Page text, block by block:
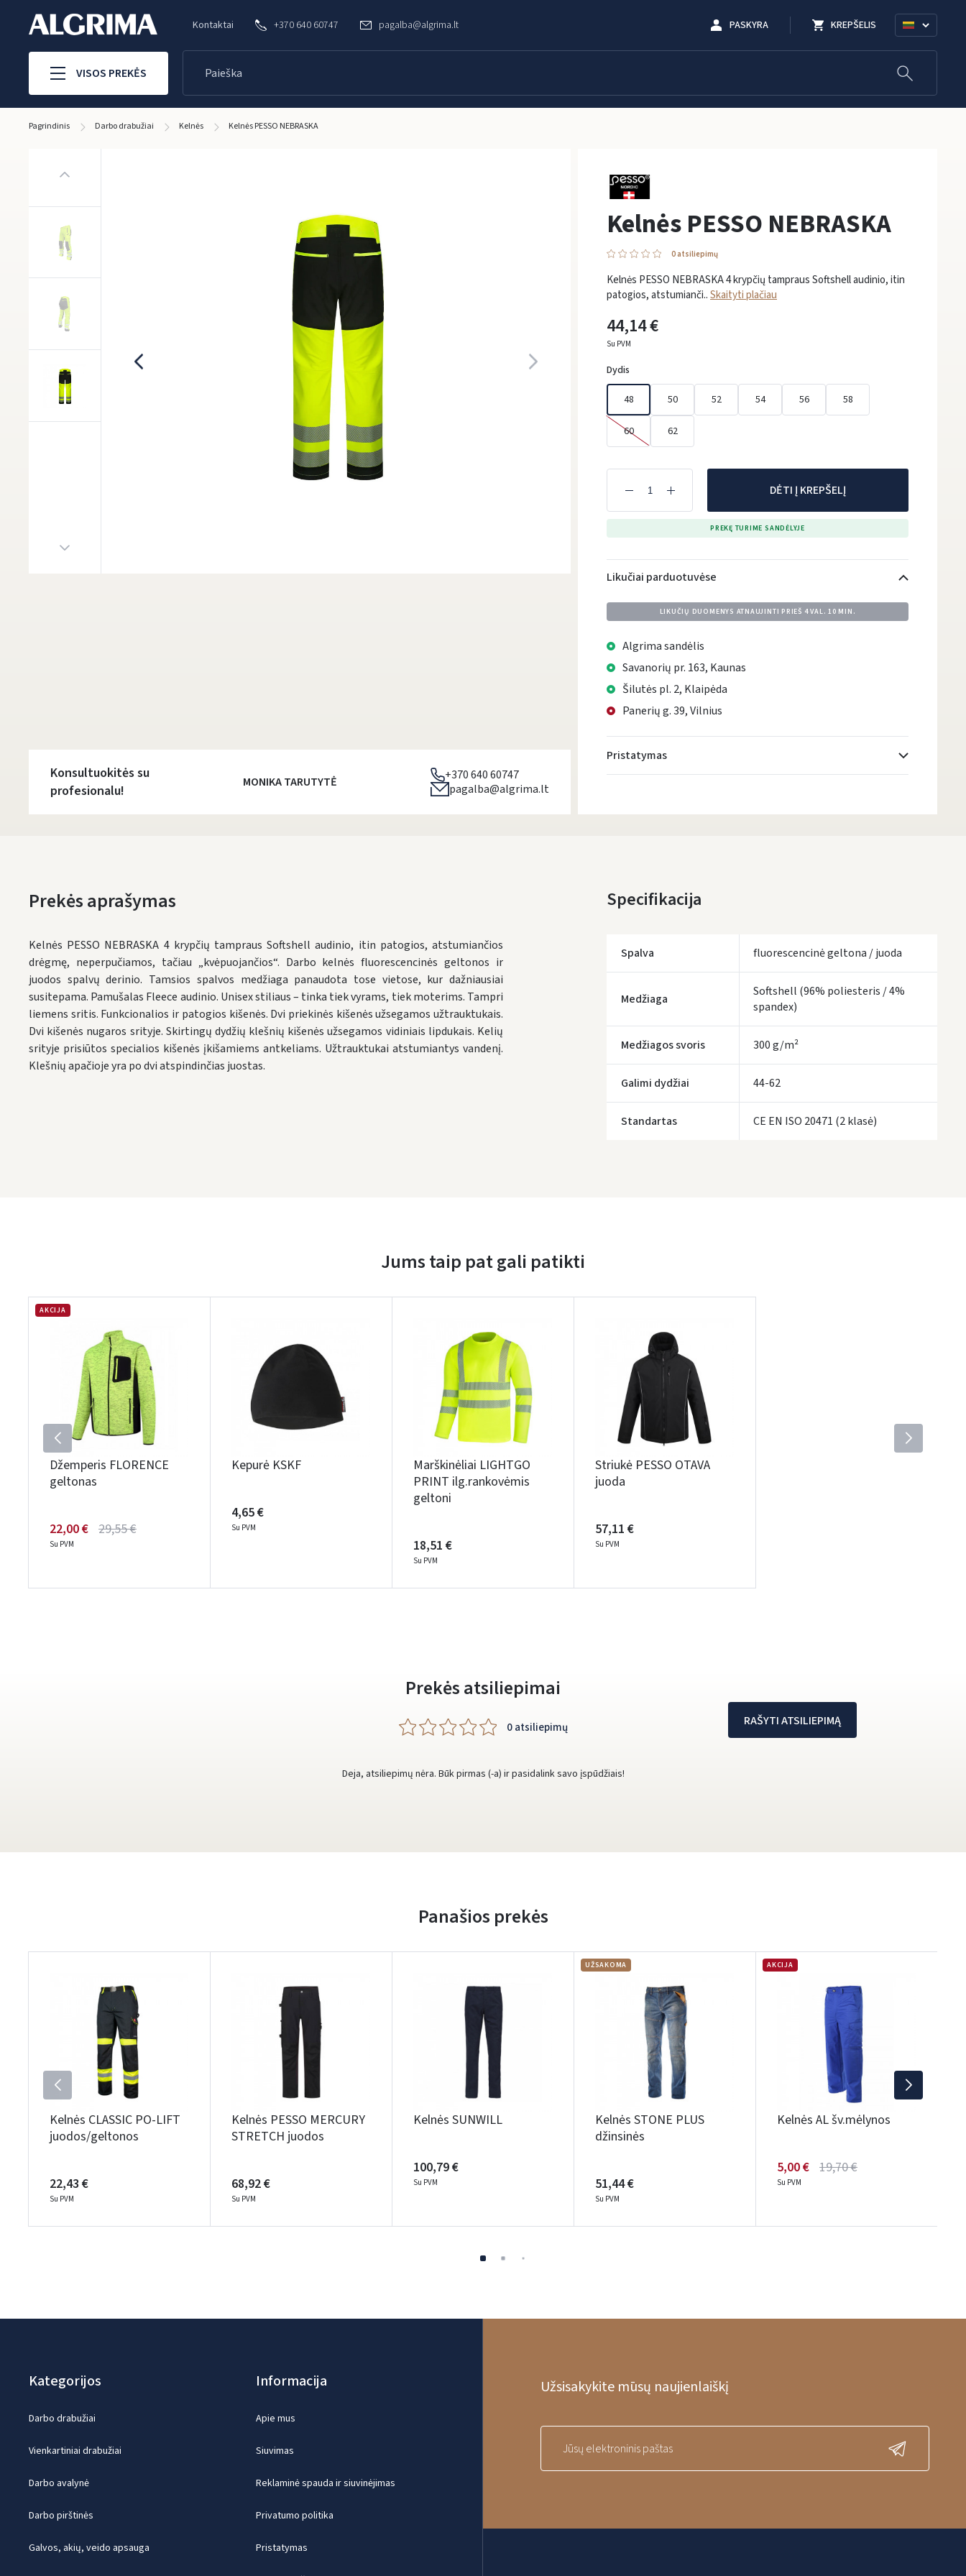
Kontaktai +370 640 60747 pagalba@algrima.lt PASKYRA KREPŠELIS
VISOS PREKĖS
Pagrindinis Darbo drabužiai Kelnės Kelnės PESSO NEBRASKA
Kelnės PESSO NEBRASKA
0 atsiliepimų
Kelnės PESSO NEBRASKA 4 krypčių tampraus Softshell audinio, itin
patogios, atstumianči..Skaityti plačiau
44,14 €
Su PVM
Dydis
48 50 52 54 56 58
60 62
DĖTI Į KREPŠELĮ
PREKĘ TURIME SANDĖLYJE
Likučiai parduotuvėse
LIKUČIŲ DUOMENYS ATNAUJINTI PRIEŠ 4 VAL. 10 MIN.
Algrima sandėlis
Savanorių pr. 163, Kaunas
Šilutės pl. 2, Klaipėda
Panerių g. 39, Vilnius
Pristatymas
Pirmadienį, Rugpjūčio 10 d.
LP Express kurjeris- 4.00 €
Pirmadienį, Rugpjūčio 10 d.
IKI NEMOKAMO PRISTATYMO TRŪKSTA:80 €
Konsultuokitės su
profesionalu!
MONIKA TARUTYTĖ
+370 640 60747
pagalba@algrima.lt
Prekės aprašymas
Kelnės PESSO NEBRASKA 4 krypčių tampraus Softshell audinio, itin patogios, atstumiančios
drėgmę, neperpučiamos, tačiau „kvėpuojančios“. Darbo kelnės fluorescencinės geltonos ir
juodos spalvų derinio. Tamsios spalvos medžiaga panaudota tose vietose, kur dažniausiai
susitepama. Pamušalas Fleece audinio. Unisex stiliaus – tinka tiek vyrams, tiek moterims. Tampri
liemens sritis. Funkcionalios ir patogios kišenės. Dvi priekinės kišenės užsegamos užtrauktukais.
Dvi kišenės nugaros srityje. Skirtingų dydžių klešnių kišenės užsegamos vidiniais lipdukais. Kelių
srityje prisiūtos specialios kišenės įkišamiems antkeliams. Užtrauktukai atstumiantys vandenį.
Klešnių apačioje yra po dvi atspindinčias juostas.
Specifikacija
Spalva fluorescencinė geltona / juoda
Medžiaga
Softshell (96% poliesteris / 4%
spandex)
Medžiagos svoris 300 g/m²
Galimi dydžiai 44-62
Standartas CE EN ISO 20471 (2 klasė)
Jums taip pat gali patikti
AKCIJA
Džemperis FLORENCE
geltonas
22,00 € 29,55 €
Su PVM
Kepurė KSKF
4,65 €
Su PVM
Marškinėliai LIGHTGO
PRINT ilg.rankovėmis
geltoni
18,51 €
Su PVM
Striukė PESSO OTAVA
juoda
57,11 €
Su PVM
Prekės atsiliepimai
0 atsiliepimų RAŠYTI ATSILIEPIMĄ
Deja, atsiliepimų nėra. Būk pirmas (-a) ir pasidalink savo įspūdžiais!
Panašios prekės
Kelnės CLASSIC PO-LIFT
juodos/geltonos
22,43 €
Su PVM
Kelnės PESSO MERCURY
STRETCH juodos
68,92 €
Su PVM
Kelnės SUNWILL
100,79 €
Su PVM
UŽSAKOMA
Kelnės STONE PLUS
džinsinės
51,44 €
Su PVM
AKCIJA
Kelnės AL šv.mėlynos
5,00 € 19,70 €
Su PVM
Kategorijos
Darbo drabužiai
Vienkartiniai drabužiai
Darbo avalynė
Darbo pirštinės
Galvos, akių, veido apsauga
Informacija
Apie mus
Siuvimas
Reklaminė spauda ir siuvinėjimas
Privatumo politika
Pristatymas
Užsisakykite mūsų naujienlaiškį
Prisijungti
Pamiršote slaptažodį?
Facebook Google
Dar neturite paskyros? Registruokites